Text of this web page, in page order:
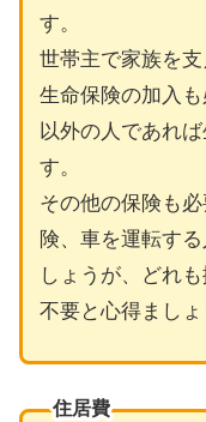
す。
世帯主で家族を
生命保険の加入
以外の人であれ
す。
その他の保険も
険、車を運転す
しょうが、どれ
不要と心得ましょ
住居費